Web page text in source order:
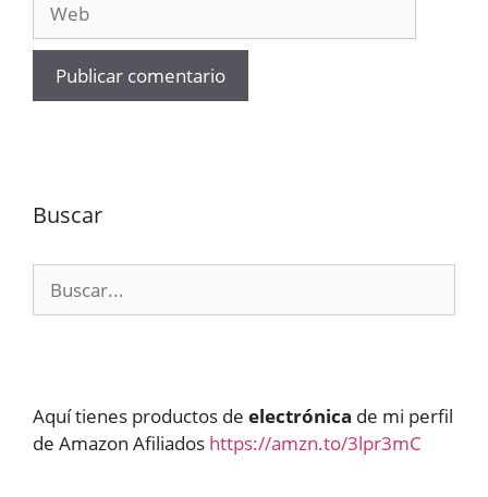
Buscar
Aquí tienes productos de electrónica de mi perfil
de Amazon Afiliados https://amzn.to/3lpr3mC